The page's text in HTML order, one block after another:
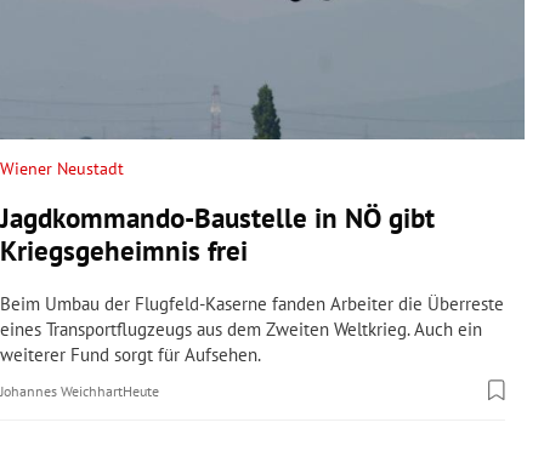
Wiener Neustadt
Jagdkommando-Baustelle in NÖ gibt
Kriegsgeheimnis frei
Beim Umbau der Flugfeld-Kaserne fanden Arbeiter die Überreste
eines Transportflugzeugs aus dem Zweiten Weltkrieg. Auch ein
weiterer Fund sorgt für Aufsehen.
Johannes WeichhartHeute